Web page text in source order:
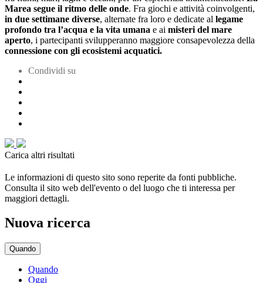
Marea segue il ritmo delle onde. Fra giochi e attività coinvolgenti,
in due settimane diverse, alternate fra loro e dedicate al legame
profondo tra l’acqua e la vita umana e ai misteri del mare
aperto, i partecipanti svilupperanno maggiore consapevolezza della
connessione con gli ecosistemi acquatici.
Condividi su
Carica altri risultati
Le informazioni di questo sito sono reperite da fonti pubbliche.
Consulta il sito web dell'evento o del luogo che ti interessa per
maggiori dettagli.
Nuova ricerca
Quando
Quando
Oggi